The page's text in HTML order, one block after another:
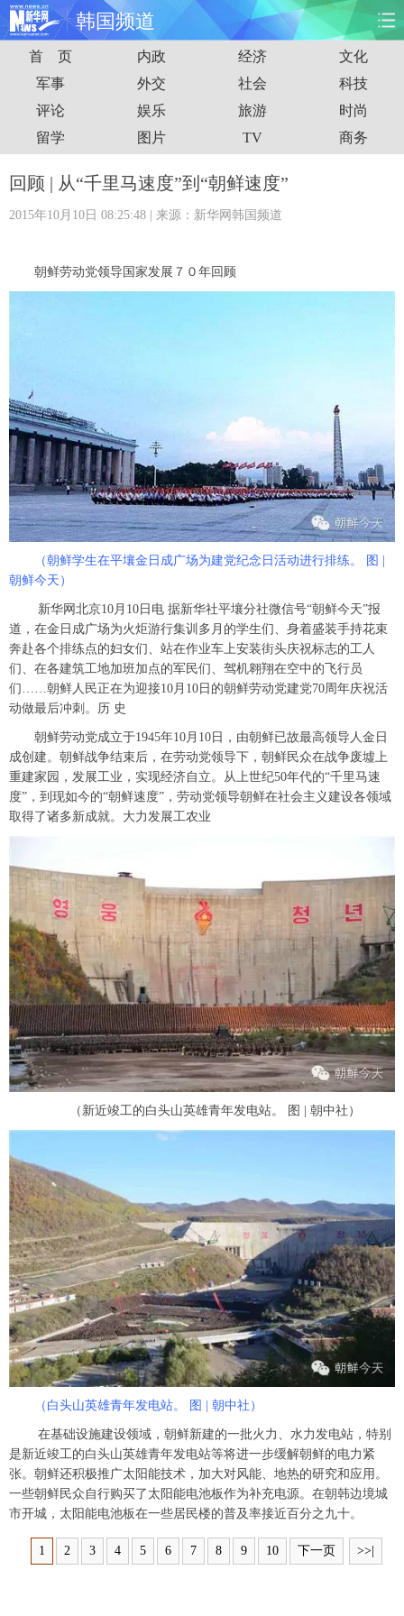
韩国频道
首页 时政 国际 财经
娱乐 体育 人事 教育
时尚 思客 地方 法治
图片 视频 彩票 食品
富媒体 新华广播
新华电视中文 新华电视英文 返回PC
首 页 内政 经济
文化
军事
外交 社会
科技
评论
娱乐 旅游
时尚
留学
图片 TV 商务
回顾 | 从“千里马速度”到“朝鲜速度”
2015年10月10日 08:25:48 | 来源：新华网韩国频道
朝鲜劳动党领导国家发展７０年回顾
（朝鲜学生在平壤金日成广场为建党纪念日活动进行排练。 图 |
朝鲜今天）
新华网北京10月10日电 据新华社平壤分社微信号“朝鲜今天”报
道，在金日成广场为火炬游行集训多月的学生们、身着盛装手持花束
奔赴各个排练点的妇女们、站在作业车上安装街头庆祝标志的工人
们、在各建筑工地加班加点的军民们、驾机翱翔在空中的飞行员
们……朝鲜人民正在为迎接10月10日的朝鲜劳动党建党70周年庆祝活
动做最后冲刺。历 史
朝鲜劳动党成立于1945年10月10日，由朝鲜已故最高领导人金日
成创建。朝鲜战争结束后，在劳动党领导下，朝鲜民众在战争废墟上
重建家园，发展工业，实现经济自立。从上世纪50年代的“千里马速
度”，到现如今的“朝鲜速度”，劳动党领导朝鲜在社会主义建设各领域
取得了诸多新成就。大力发展工农业
（新近竣工的白头山英雄青年发电站。 图 | 朝中社）
（白头山英雄青年发电站。 图 | 朝中社）
在基础设施建设领域，朝鲜新建的一批火力、水力发电站，特别
是新近竣工的白头山英雄青年发电站等将进一步缓解朝鲜的电力紧
张。朝鲜还积极推广太阳能技术，加大对风能、地热的研究和应用。
一些朝鲜民众自行购买了太阳能电池板作为补充电源。在朝韩边境城
市开城，太阳能电池板在一些居民楼的普及率接近百分之九十。
1 2 3 4 5 6 7 8 9 10 下一页 >>|